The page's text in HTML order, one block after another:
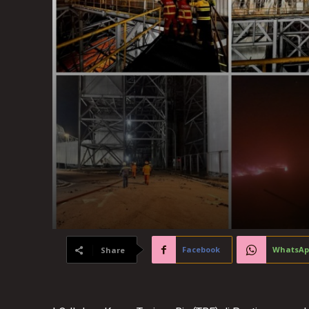
Share Facebook